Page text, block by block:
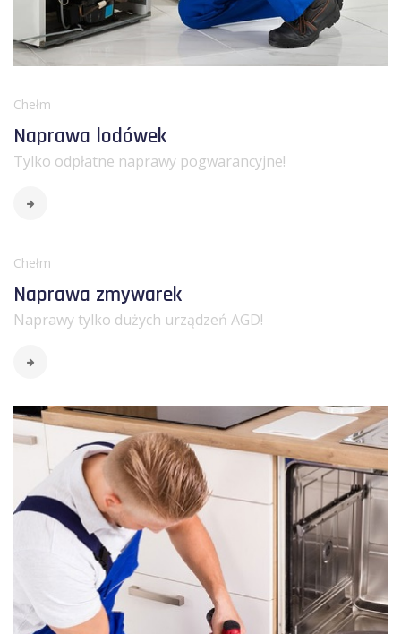
Chełm
Naprawa lodówek
Tylko odpłatne naprawy pogwarancyjne!
Chełm
Naprawa zmywarek
Naprawy tylko dużych urządzeń AGD!